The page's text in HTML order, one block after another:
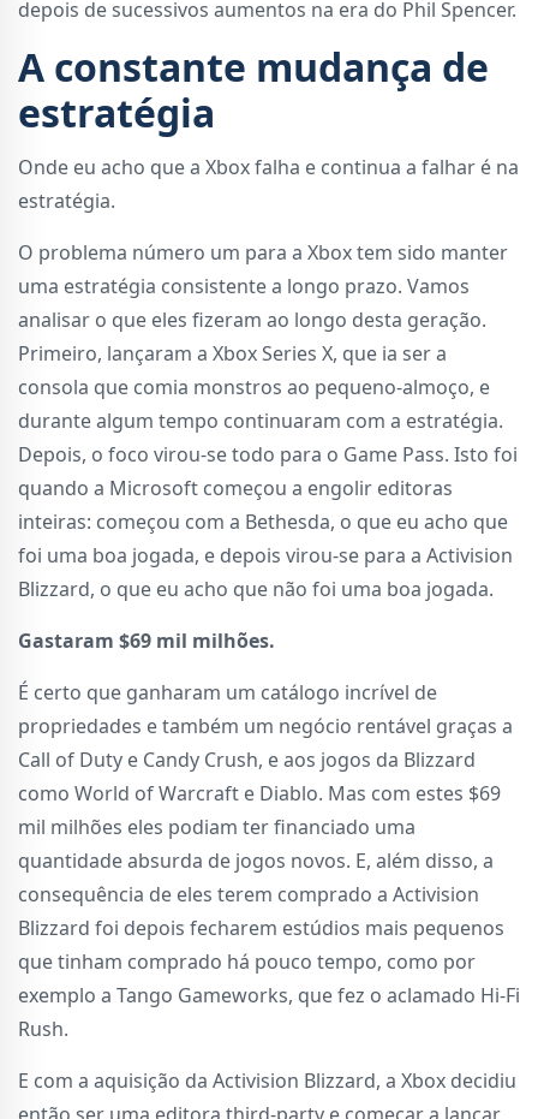
depois de sucessivos aumentos na era do Phil Spencer.
A constante mudança de
estratégia
Onde eu acho que a Xbox falha e continua a falhar é na
estratégia.
O problema número um para a Xbox tem sido manter
uma estratégia consistente a longo prazo. Vamos
analisar o que eles fizeram ao longo desta geração.
Primeiro, lançaram a Xbox Series X, que ia ser a
consola que comia monstros ao pequeno-almoço, e
durante algum tempo continuaram com a estratégia.
Depois, o foco virou-se todo para o Game Pass. Isto foi
quando a Microsoft começou a engolir editoras
inteiras: começou com a Bethesda, o que eu acho que
foi uma boa jogada, e depois virou-se para a Activision
Blizzard, o que eu acho que não foi uma boa jogada.
Gastaram $69 mil milhões.
É certo que ganharam um catálogo incrível de
propriedades e também um negócio rentável graças a
Call of Duty e Candy Crush, e aos jogos da Blizzard
como World of Warcraft e Diablo. Mas com estes $69
mil milhões eles podiam ter financiado uma
quantidade absurda de jogos novos. E, além disso, a
consequência de eles terem comprado a Activision
Blizzard foi depois fecharem estúdios mais pequenos
que tinham comprado há pouco tempo, como por
exemplo a Tango Gameworks, que fez o aclamado Hi-Fi
Rush.
E com a aquisição da Activision Blizzard, a Xbox decidiu